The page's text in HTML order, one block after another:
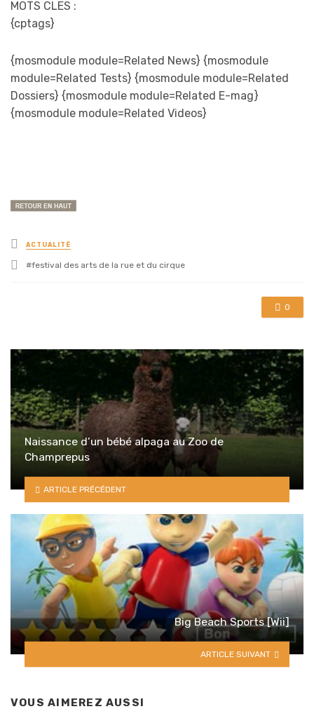
MOTS CLES :
{cptags}
{mosmodule module=Related News} {mosmodule
module=Related Tests} {mosmodule module=Related
Dossiers} {mosmodule module=Related E-mag}
{mosmodule module=Related Videos}
Posted
in
ACTUALITÉ
Tagged
festival des arts de la rue et du cirque
0
Naissance d’un bébé alpaga au Zoo de
Champrepus
ARTICLE PRÉCÉDENT
Big Beach Sports [Wii]
ARTICLE SUIVANT
VOUS AIMEREZ AUSSI